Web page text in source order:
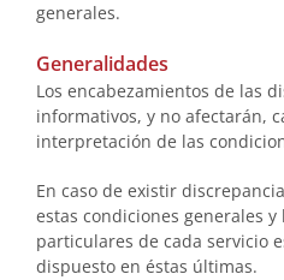
generales.
Generalidades
Los encabezamientos de las
informativos, y no afectarán,
interpretación de las
En caso de existir
estas condiciones generales y
particulares de cada servicio
dispuesto en éstas últimas.